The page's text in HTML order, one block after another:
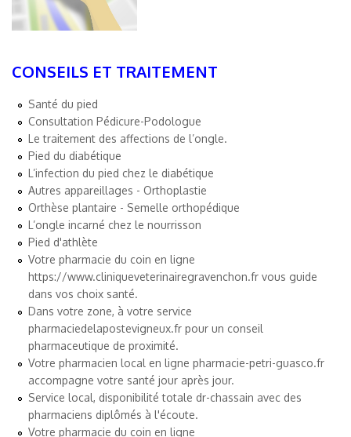
CONSEILS ET TRAITEMENT
Santé du pied
Consultation Pédicure-Podologue
Le traitement des affections de l’ongle.
Pied du diabétique
L’infection du pied chez le diabétique
Autres appareillages - Orthoplastie
Orthèse plantaire - Semelle orthopédique
L’ongle incarné chez le nourrisson
Pied d'athlète
Votre pharmacie du coin en ligne
https://www.cliniqueveterinairegravenchon.fr vous guide
dans vos choix santé.
Dans votre zone, à votre service
pharmaciedelapostevigneux.fr pour un conseil
pharmaceutique de proximité.
Votre pharmacien local en ligne pharmacie-petri-guasco.fr
accompagne votre santé jour après jour.
Service local, disponibilité totale dr-chassain avec des
pharmaciens diplômés à l'écoute.
Votre pharmacie du coin en ligne